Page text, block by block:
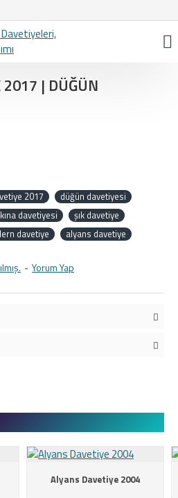
2017 | DÜĞÜN
2017
düğün davetiyesi
kına davetiyesi
şık davetiye
davetiye alyans davetiye
- Yorum Yap
Alyans Davetiye 2004